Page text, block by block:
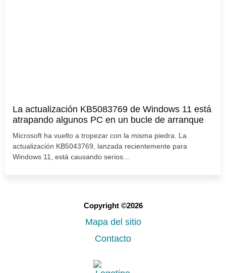
La actualización KB5083769 de Windows 11 está
atrapando algunos PC en un bucle de arranque
Microsoft ha vuelto a tropezar con la misma piedra. La
actualización KB5043769, lanzada recientemente para
Windows 11, está causando serios...
Copyright ©2026
Mapa del sitio
Contacto